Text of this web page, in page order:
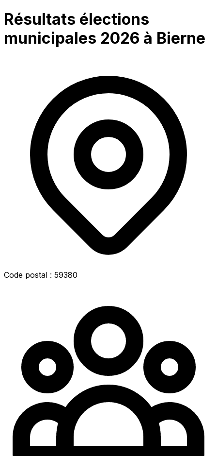
Résultats élections
municipales 2026 à Bierne
Code postal : 59380